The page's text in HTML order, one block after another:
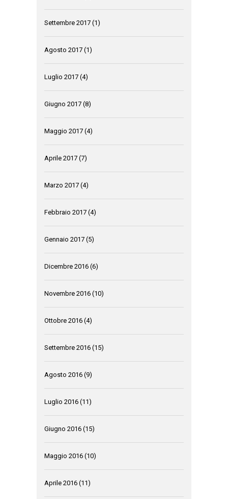
Settembre 2017 (1)
Agosto 2017 (1)
Luglio 2017 (4)
Giugno 2017 (8)
Maggio 2017 (4)
Aprile 2017 (7)
Marzo 2017 (4)
Febbraio 2017 (4)
Gennaio 2017 (5)
Dicembre 2016 (6)
Novembre 2016 (10)
Ottobre 2016 (4)
Settembre 2016 (15)
Agosto 2016 (9)
Luglio 2016 (11)
Giugno 2016 (15)
Maggio 2016 (10)
Aprile 2016 (11)